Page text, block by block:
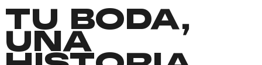
TU BODA,
UNA